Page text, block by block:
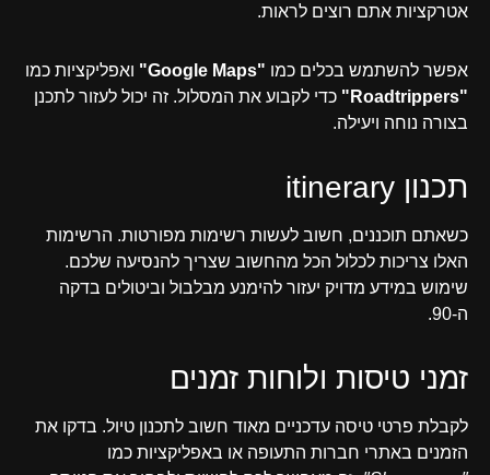
אטרקציות אתם רוצים לראות.
אפשר להשתמש בכלים כמו "Google Maps"
ואפליקציות כמו
"Roadtrippers"
כדי לקבוע את המסלול. זה יכול לעזור לתכנן
בצורה נוחה ויעילה.
תכנון itinerary
כשאתם תוכננים, חשוב לעשות רשימות מפורטות. הרשימות
האלו צריכות לכלול הכל מהחשוב שצריך להנסיעה שלכם.
שימוש במידע מדויק יעזור להימנע מבלבול וביטולים בדקה
ה-90.
זמני טיסות ולוחות זמנים
לקבלת פרטי טיסה עדכניים מאוד חשוב לתכנון טיול. בדקו את
הזמנים באתרי חברות התעופה או באפליקציות כמו